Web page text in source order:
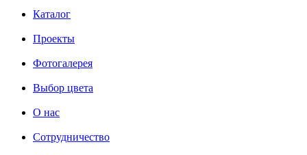
Каталог
Проекты
Фотогалерея
Выбор цвета
О нас
Сотрудничество